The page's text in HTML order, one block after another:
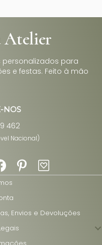
Atelier
personalizados para
e festas. Feito à mão
NOS
462
Nacional)
Envios e Devoluções